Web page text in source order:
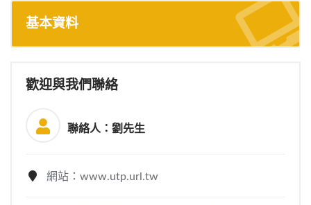
基本資料
歡迎與我們聯絡
聯絡人：劉先生
網站：www.utp.url.tw